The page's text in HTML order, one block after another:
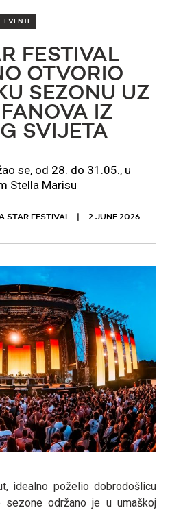
EVENTI
FESTIVAL
OTVORIO
SEZONU UZ
IZ
SVIJETA
se, od 28. do 31.05., u
Stella Marisu
STAR FESTIVAL 2 JUNE 2026
idealno poželio dobrodošlicu
sezone održano je u umaškoj